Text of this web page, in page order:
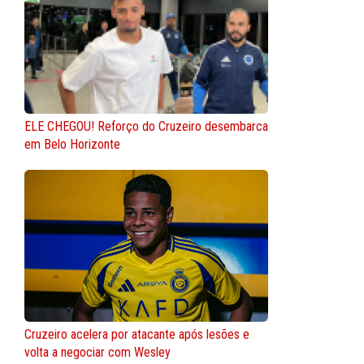
ELE CHEGOU! Reforço do Cruzeiro desembarca
em Belo Horizonte
Cruzeiro acelera por atacante após lesões e
volta a negociar com Wesley